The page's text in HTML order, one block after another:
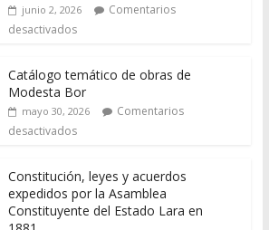
junio 2, 2026
Comentarios
desactivados
Catálogo temático de obras de
Modesta Bor
mayo 30, 2026
Comentarios
desactivados
Constitución, leyes y acuerdos
expedidos por la Asamblea
Constituyente del Estado Lara en